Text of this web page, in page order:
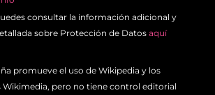
consultar la información adicional y
sobre Protección de Datos aquí
promueve el uso de Wikipedia y los
pero no tiene control editorial